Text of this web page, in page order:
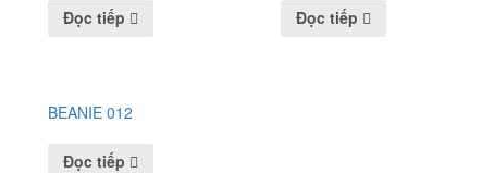
Đọc tiếp Đọc tiếp
BEANIE 012
Đọc tiếp